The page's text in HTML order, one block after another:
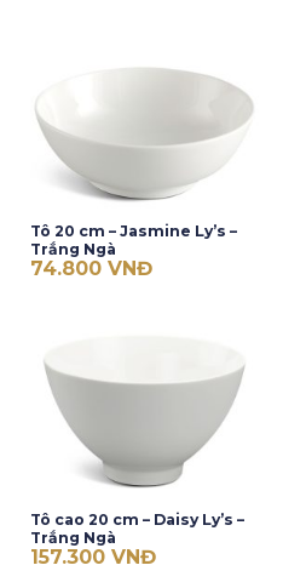
Tô 20 cm – Jasmine Ly’s –
Trắng Ngà
74.800 VNĐ
Tô cao 20 cm – Daisy Ly’s –
Trắng Ngà
157.300 VNĐ